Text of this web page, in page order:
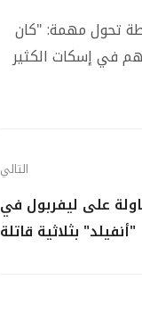
تحول مهمة: "كان
في إسكات الكثير
التالي
على ليفربول في
"أنفيلد" بثلاثية قاتلة